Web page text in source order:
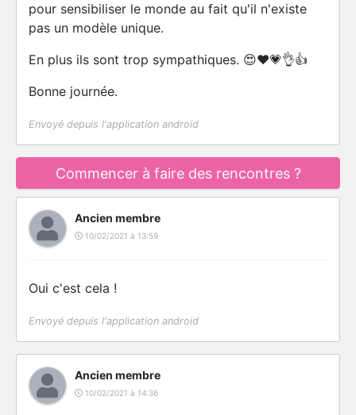
pour sensibiliser le monde au fait qu'il n'existe
pas un modèle unique.
En plus ils sont trop sympathiques. 😍❤️💗👌👍
Bonne journée.
Envoyé depuis l'application android
Commencer à faire des rencontres ?
Ancien membre
10/02/2021 à 13:59
Oui c'est cela !
Envoyé depuis l'application android
Ancien membre
10/02/2021 à 14:36